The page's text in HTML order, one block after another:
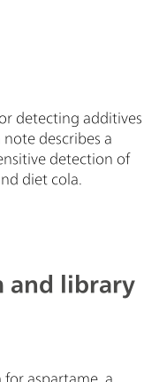
アタッチメント
、Metrohm の
を使用して
とができるコン
パッケ
ための耐久性
detecting additives
describes a
detection of
diet cola.
and library
for aspartame, a